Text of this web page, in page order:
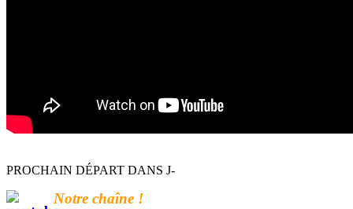
PROCHAIN DÉPART DANS J-
Notre chaîne !